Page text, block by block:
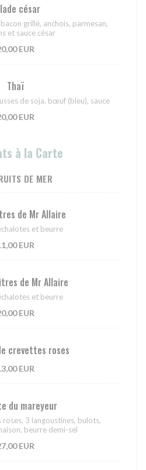
césar
grillé, anchois, parmesan,
et sauce césar
EUR
Thaï
de soja, bœuf (bleu), sauce
EUR
à la Carte
DE MER
de Mr Allaire
et beurre
EUR
de Mr Allaire
et beurre
EUR
crevettes roses
EUR
du mareyeur
3 langoustines, bulots,
beurre demi-sel
EUR